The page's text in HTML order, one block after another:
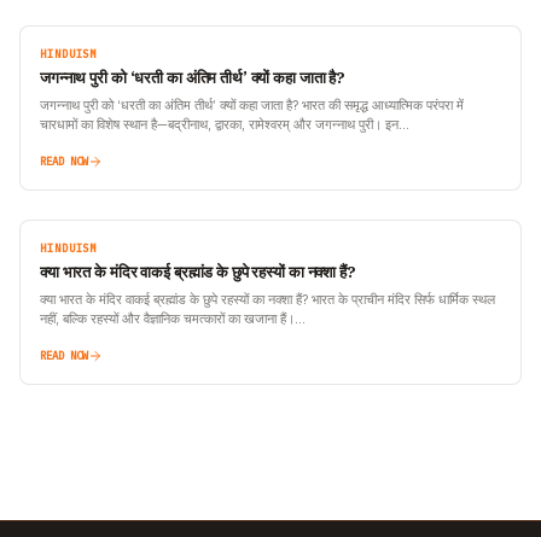
HINDUISM
जगन्नाथ पुरी को ‘धरती का अंतिम तीर्थ’ क्यों कहा जाता है?
जगन्नाथ पुरी को ‘धरती का अंतिम तीर्थ’ क्यों कहा जाता है? भारत की समृद्ध आध्यात्मिक परंपरा में
चारधामों का विशेष स्थान है—बद्रीनाथ, द्वारका, रामेश्वरम् और जगन्नाथ पुरी। इन…
READ NOW
HINDUISM
क्या भारत के मंदिर वाकई ब्रह्मांड के छुपे रहस्यों का नक्शा हैं?
क्या भारत के मंदिर वाकई ब्रह्मांड के छुपे रहस्यों का नक्शा हैं? भारत के प्राचीन मंदिर सिर्फ धार्मिक स्थल
नहीं, बल्कि रहस्यों और वैज्ञानिक चमत्कारों का खजाना हैं।…
READ NOW